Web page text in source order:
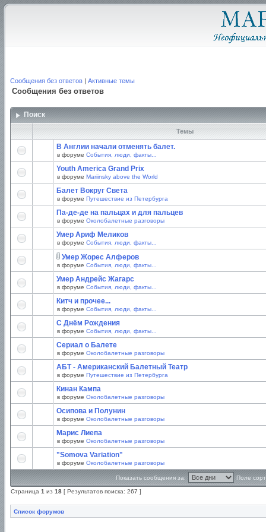
Сообщения без ответов | Активные темы
Сообщения без ответов
Поиск
Темы
В Англии начали отменять балет.
в форуме События, люди, факты...
Youth America Grand Prix
в форуме Mariinsky above the World
Балет Вокруг Света
в форуме Путешествие из Петербурга
Па-де-де на пальцах и для пальцев
в форуме Околобалетные разговоры
Умер Ариф Меликов
в форуме События, люди, факты...
Умер Жорес Алферов
в форуме События, люди, факты...
Умер Андрейс Жагарс
в форуме События, люди, факты...
Китч и прочее...
в форуме События, люди, факты...
С Днём Рождения
в форуме События, люди, факты...
Сериал о Балете
в форуме Околобалетные разговоры
АБТ - Американский Балетный Театр
в форуме Путешествие из Петербурга
Кинан Кампа
в форуме Околобалетные разговоры
Осипова и Полунин
в форуме Околобалетные разговоры
Марис Лиепа
в форуме Околобалетные разговоры
"Somova Variation"
в форуме Околобалетные разговоры
Показать сообщения за: Поле
Страница 1 из 18 [ Результатов поиска: 267 ]
Список форумов